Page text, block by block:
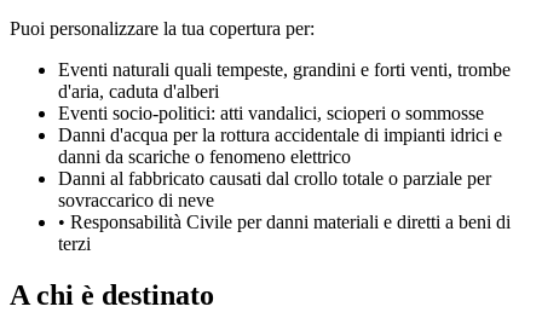
Puoi personalizzare la tua copertura per:
Eventi naturali quali tempeste, grandini e forti venti, trombe
d'aria, caduta d'alberi
Eventi socio-politici: atti vandalici, scioperi o sommosse
Danni d'acqua per la rottura accidentale di impianti idrici e
danni da scariche o fenomeno elettrico
Danni al fabbricato causati dal crollo totale o parziale per
sovraccarico di neve
• Responsabilità Civile per danni materiali e diretti a beni di
terzi
A chi è destinato